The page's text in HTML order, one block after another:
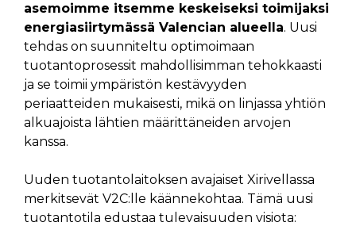
asemoimme itsemme keskeiseksi toimijaksi
energiasiirtymässä Valencian alueella. Uusi
tehdas on suunniteltu optimoimaan
tuotantoprosessit mahdollisimman tehokkaasti
ja se toimii ympäristön kestävyyden
periaatteiden mukaisesti, mikä on linjassa yhtiön
alkuajoista lähtien määrittäneiden arvojen
kanssa.
Uuden tuotantolaitoksen avajaiset Xirivellassa
merkitsevät V2C:lle käännekohtaa. Tämä uusi
tuotantotila edustaa tulevaisuuden visiota: